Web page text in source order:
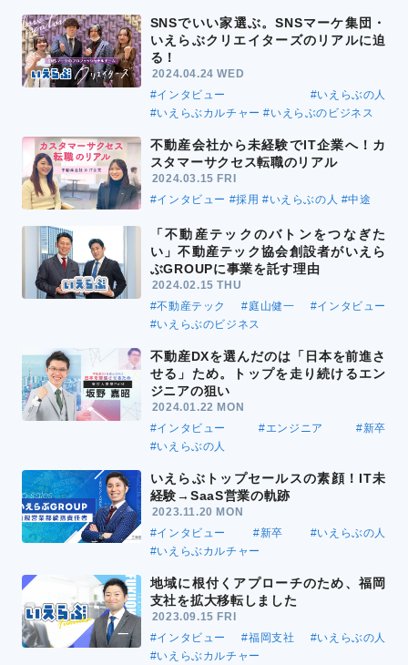
SNSでいい家選ぶ。SNSマーケ集団・
いえらぶクリエイターズのリアルに迫
る！
2024.04.24 WED
#インタビュー
#いえらぶの人
#いえらぶカルチャー #いえらぶのビジネス
不動産会社から未経験でIT企業へ！カ
スタマーサクセス転職のリアル
2024.03.15 FRI
#インタビュー #採用 #いえらぶの人 #中途
「不動産テックのバトンをつなぎた
い」不動産テック協会創設者がいえら
ぶGROUPに事業を託す理由
2024.02.15 THU
#不動産テック
#庭山健一
#インタビュー
#いえらぶのビジネス
不動産DXを選んだのは「日本を前進さ
せる」ため。トップを走り続けるエン
ジニアの狙い
2024.01.22 MON
#インタビュー
#エンジニア
#新卒
#いえらぶの人
いえらぶトップセールスの素顔！IT未
経験→SaaS営業の軌跡
2023.11.20 MON
#インタビュー
#新卒
#いえらぶの人
#いえらぶカルチャー
地域に根付くアプローチのため、福岡
支社を拡大移転しました
2023.09.15 FRI
#インタビュー
#福岡支社
#いえらぶの人
#いえらぶカルチャー